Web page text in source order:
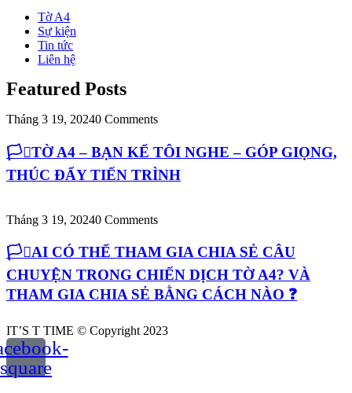
Tờ A4
Sự kiện
Tin tức
Liên hệ
Featured Posts
Tháng 3 19, 20240 Comments
🏳️‍⚧️TỜ A4 – BẠN KỂ TÔI NGHE – GÓP GIỌNG,
THÚC ĐẨY TIẾN TRÌNH
Tháng 3 19, 20240 Comments
🏳️‍⚧️AI CÓ THỂ THAM GIA CHIA SẺ CÂU
CHUYỆN TRONG CHIẾN DỊCH TỜ A4? VÀ
THAM GIA CHIA SẺ BẰNG CÁCH NÀO ❓
IT’S T TIME © Copyright 2023
square